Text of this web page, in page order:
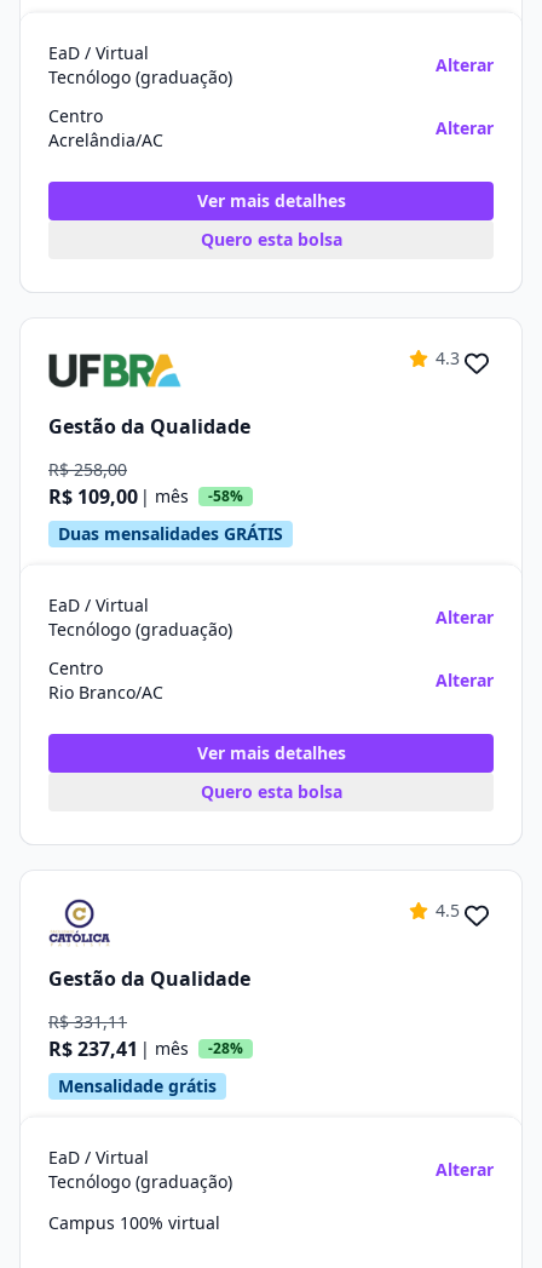
EaD / Virtual
Tecnólogo (graduação)
Alterar
Centro
Acrelândia/AC
Alterar
Ver mais detalhes
Quero esta bolsa
4.3
Gestão da Qualidade
R$ 258,00
R$ 109,00 | mês -58%
Duas mensalidades GRÁTIS
EaD / Virtual
Tecnólogo (graduação)
Alterar
Centro
Rio Branco/AC
Alterar
Ver mais detalhes
Quero esta bolsa
4.5
Gestão da Qualidade
R$ 331,11
R$ 237,41 | mês -28%
Mensalidade grátis
EaD / Virtual
Tecnólogo (graduação)
Alterar
Campus 100% virtual